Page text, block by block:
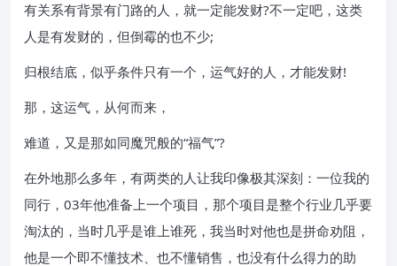
有关系有背景有门路的人，就一定能发财?不一定吧，这类
人是有发财的，但倒霉的也不少;
归根结底，似乎条件只有一个，运气好的人，才能发财!
那，这运气，从何而来，
难道，又是那如同魔咒般的“福气”?
在外地那么多年，有两类的人让我印像极其深刻：一位我的
同行，03年他准备上一个项目，那个项目是整个行业几乎要
淘汰的，当时几乎是谁上谁死，我当时对他也是拼命劝阻，
他是一个即不懂技术、也不懂销售，也没有什么得力的助